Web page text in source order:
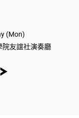
(Mon)
院友誼社演奏廳